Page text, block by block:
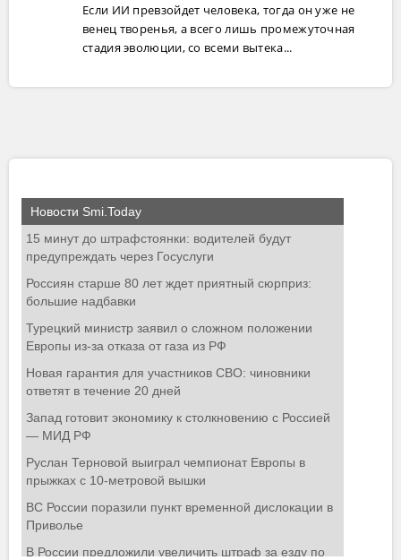
Если ИИ превзойдет человека, тогда он уже не
венец творенья, а всего лишь промежуточная
стадия эволюции, со всеми вытека...